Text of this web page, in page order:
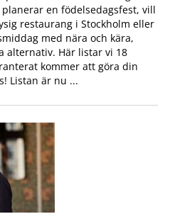
en födelsedagsfest, vill
restaurang i Stockholm eller
med nära och kära,
alternativ. Här listar vi 18
kommer att göra din
Listan är nu ...